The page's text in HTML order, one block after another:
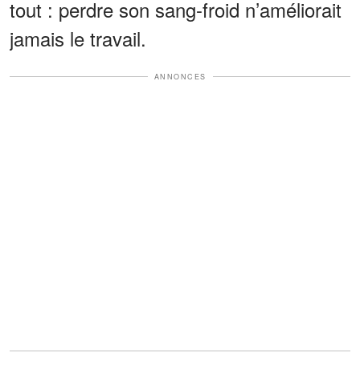
tout : perdre son sang-froid n’améliorait
jamais le travail.
ANNONCES